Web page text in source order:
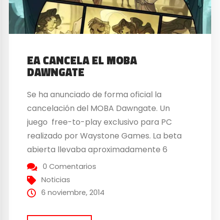
EA CANCELA EL MOBA
DAWNGATE
Se ha anunciado de forma oficial la
cancelación del MOBA Dawngate. Un
juego free-to-play exclusivo para PC
realizado por Waystone Games. La beta
abierta llevaba aproximadamente 6
meses colgada, pero debido a la poca
aceptación recibida por los usuarios, han
decidido cancelarlo. Matthew Bromberg,
0 Comentarios
Noticias
6 noviembre, 2014